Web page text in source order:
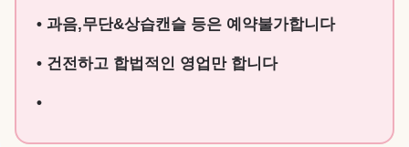
• 과음,무단&상습캔슬 등은 예약불가합니다
• 건전하고 합법적인 영업만 합니다
•